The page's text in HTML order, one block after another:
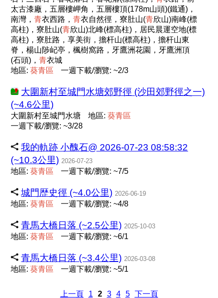
太古漆廠，五層樓岬角，五層樓頂(178m山頭)(鐵通)，
南灣，青衣西路，青衣自然徑，寮肚山(青欣山)南峰(標
高柱)，寮肚山(青欣山)北峰(標高柱)，居民晨運空地(標
高柱)，寮肚路，享美街，擔杆山(標高柱)，擔杆山東
脊，楊山陟屺亭，楓樹窩路，牙鷹洲花園，牙鷹洲頂
(石頭)，青衣城
地區:葵青區 一週下載/瀏覽: ~2/3
大圍新村至城門水塘郊野徑 (沙田郊野徑之一)
(~4.6公里)
大圍新村至城門水塘 地區:葵青區
一週下載/瀏覽: ~3/28
我的軌跡 小醜石@ 2026-07-23 08:58:32
(~10.3公里) 2026-07-23
地區:葵青區 一週下載/瀏覽: ~7/5
城門歴史徑 (~4.0公里) 2026-06-19
地區:葵青區 一週下載/瀏覽: ~4/8
青馬大橋日落 (~2.5公里) 2025-10-03
地區:葵青區 一週下載/瀏覽: ~6/1
青馬大橋日落 (~3.4公里) 2026-03-08
地區:葵青區 一週下載/瀏覽: ~5/1
上一頁 1 2 3 4 5 下一頁